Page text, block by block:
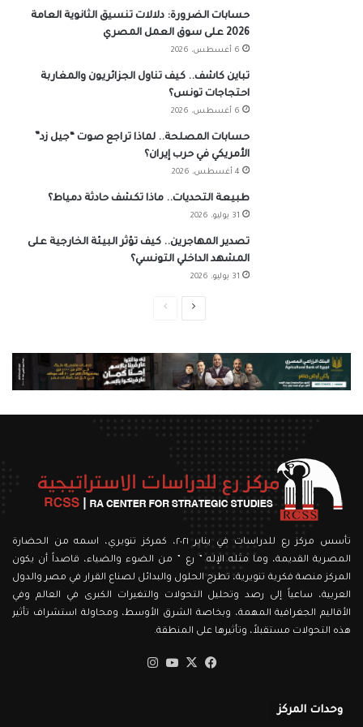
حسابات الضرورة: دلالات تنسيق الثانوية العامة
2026 على سوق العمل المصري
6 أغسطس، 2026
تباين كاشف.. كيف تناول الجزائريون والمغاربة
احتجاجات تونس؟
6 أغسطس، 2026
حسابات المصلحة.. لماذا تراجع صوت “جيل زد”
الأمريكي في حرب إيران؟
4 أغسطس، 2026
طبيعة التحديات.. ماذا تكشف حادثة دمياط؟
31 يوليو، 2026
تصدير المهاجرين.. كيف تؤثر البيئة الخارجية على
المشهد الداخلي التونسي؟
31 يوليو، 2026
الصفحةالصفحة
تأسس مركز رع للدراسات في يناير ٢٠٢١، كمركز تنويري، اسمه من الحضارة
المصرية القديمة، وما مثله الإله ” رع ” من الضوء والضياء، قاصداً أن يكون
المركز منصة فكرية تنويرية، تطرح الحلول والبدائل لصناع القرار في مصر والدول
العربية، ساعياً إلى رصد وتحليل التحولات والتغيرات الكبرى في العالم وفي
الأقاليم الجغرافية المهمة، وبخاصة الشرق الأوسط، ومحاولة استشراف تأثير
هذه التحولات مستقبلاً، وتأثيرها على المنطقة.
فيسبوك
‫X
‫YouTube
وحدات المركز